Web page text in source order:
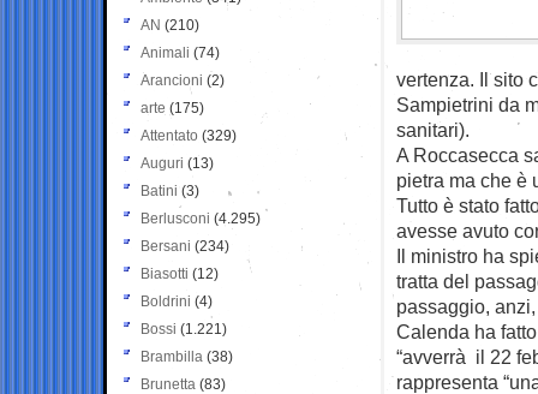
vertenza. Il sito
Sampietrini da
sanitari).
A Roccasecca
pietra ma che è
Tutto è stato
avesse avuto
Il ministro ha
tratta del
passaggio,
Calenda ha
“avverrà il 22
rappresenta
AN (210)
Animali (74)
Arancioni (2)
arte (175)
Attentato (329)
Auguri (13)
Batini (3)
Berlusconi (4.295)
Bersani (234)
Biasotti (12)
Boldrini (4)
Bossi (1.221)
Brambilla (38)
Brunetta (83)